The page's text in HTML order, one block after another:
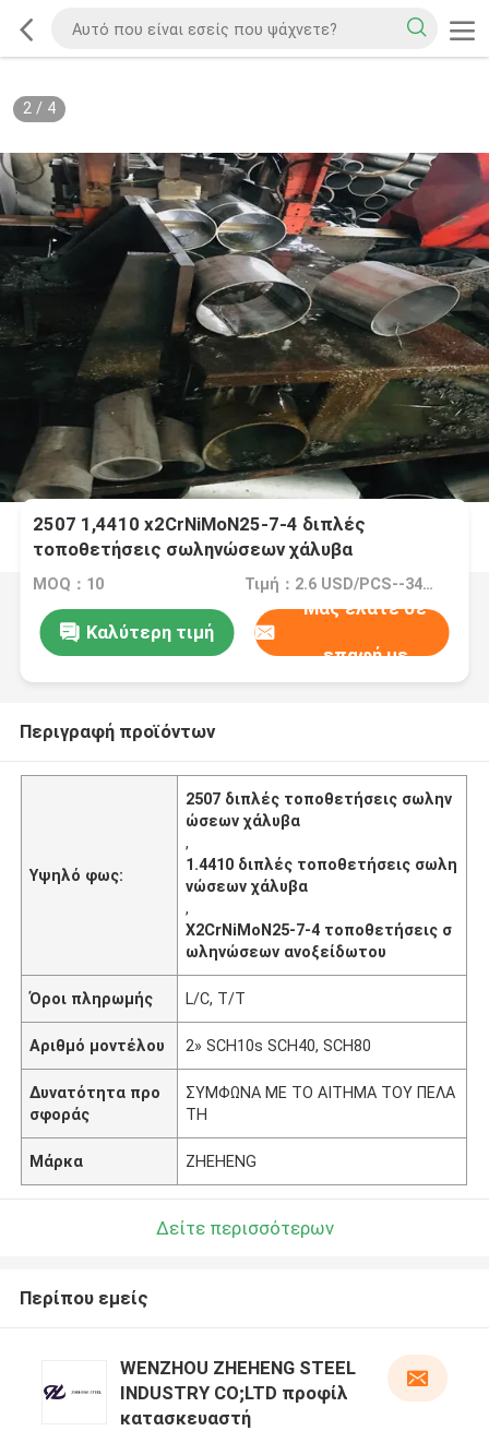
2/ 4
2507 1,4410 x2CrNiMoN25-7-4 διπλές
τοποθετήσεις σωληνώσεων χάλυβα
MOQ：10 Τιμή：2.6 USD/PCS--34058/PCS
Καλύτερη τιμή
Μας ελάτε σε
επαφή με
Περιγραφή προϊόντων
Υψηλό φως:
2507 διπλές τοποθετήσεις σωλην
ώσεων χάλυβα
,
1.4410 διπλές τοποθετήσεις σωλη
νώσεων χάλυβα
,
X2CrNiMoN25-7-4 τοποθετήσεις σ
ωληνώσεων ανοξείδωτου
Όροι πληρωμής L/C, T/T
Αριθμό μοντέλου 2» SCH10s SCH40, SCH80
Δυνατότητα προ
σφοράς
ΣΥΜΦΩΝΑ ΜΕ ΤΟ ΑΙΤΗΜΑ ΤΟΥ ΠΕΛΑ
ΤΗ
Μάρκα ZHEHENG
Δείτε περισσότερων
Περίπου εμείς
WENZHOU ZHEHENG STEEL
INDUSTRY CO;LTD προφίλ
κατασκευαστή